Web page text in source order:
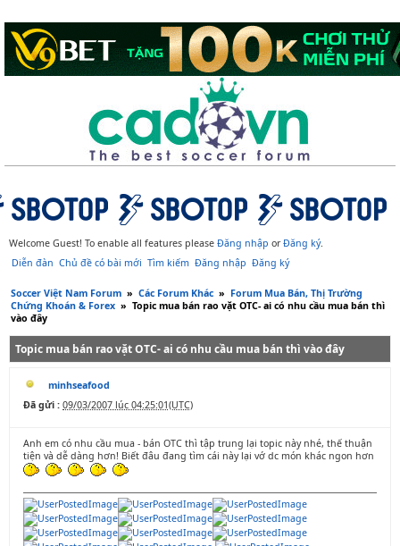
Welcome Guest! To enable all features please Đăng nhập orĐăng ký.
Diễn đàn Chủ đề có bài mới Tìm kiếm Đăng nhập Đăng ký
Soccer Việt Nam Forum » Các Forum Khác » Forum Mua Bán, Thị Trường
Chứng Khoán & Forex » Topic mua bán rao vặt OTC- ai có nhu cầu mua bán thì
vào đây
Topic mua bán rao vặt OTC- ai có nhu cầu mua bán thì vào đây
minhseafood
Đã gửi : 09/03/2007 lúc 04:25:01(UTC)
Anh em có nhu cầu mua - bán OTC thì tập trung lại topic này nhé, thế thuận
tiện và dễ dàng hơn! Biết đâu đang tìm cái này lại vớ dc món khác ngon hơn